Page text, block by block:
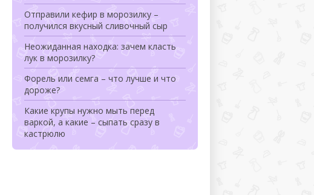
Отправили кефир в морозилку –
получился вкусный сливочный сыр
Неожиданная находка: зачем класть
лук в морозилку?
Форель или семга – что лучше и что
дороже?
Какие крупы нужно мыть перед
варкой, а какие – сыпать сразу в
кастрюлю